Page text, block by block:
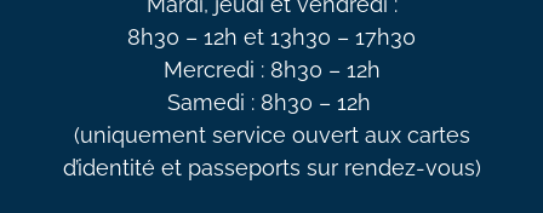
8h30 – 12h et 13h30 – 17h30
Mercredi : 8h30 – 12h
Samedi : 8h30 – 12h
(uniquement service ouvert aux cartes
d’identité et passeports sur rendez-vous)